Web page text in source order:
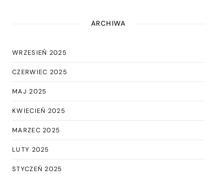
ARCHIWA
WRZESIEŃ 2025
CZERWIEC 2025
MAJ 2025
KWIECIEŃ 2025
MARZEC 2025
LUTY 2025
STYCZEŃ 2025